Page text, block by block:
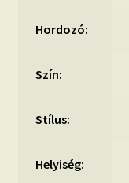
Hordozó:
Szín:
Stílus:
Helyiség: